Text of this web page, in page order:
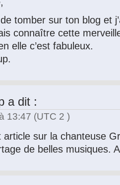
tomber sur ton blog et
connaître cette
elle c’est fabuleux.
a dit :
13:47 (UTC 2 )
article sur la chanteuse
de belles musiques.